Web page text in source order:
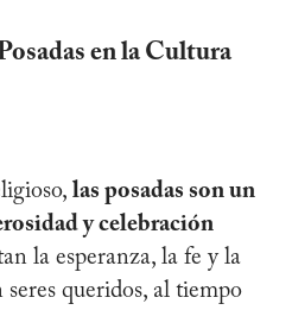
en la Cultura
las posadas son un
y celebración
la esperanza, la fe y la
queridos, al tiempo